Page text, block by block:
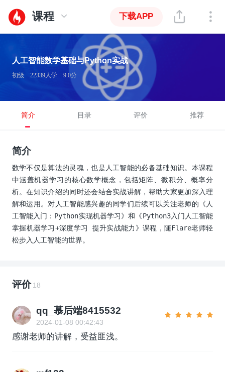
课程 下载APP
人工智能数学基础与Python实战
初级 22339人学 9.0分
简介 目录 评价 推荐
简介
数学不仅是算法的灵魂，也是人工智能的必备基础知识。本课程
中涵盖机器学习的核心数学概念，包括矩阵、微积分、概率分
析。在知识介绍的同时还会结合实战讲解，帮助大家更加深入理
解和运用。对人工智能感兴趣的同学们后续可以关注老师的《人
工智能入门：Python实现机器学习》和《Python3入门人工智能
掌握机器学习+深度学习 提升实战能力》课程，随Flare老师轻
松步入人工智能的世界。
评价 18
qq_慕后端8415532
2024-01-08 00:42:43
感谢老师的讲解，受益匪浅。